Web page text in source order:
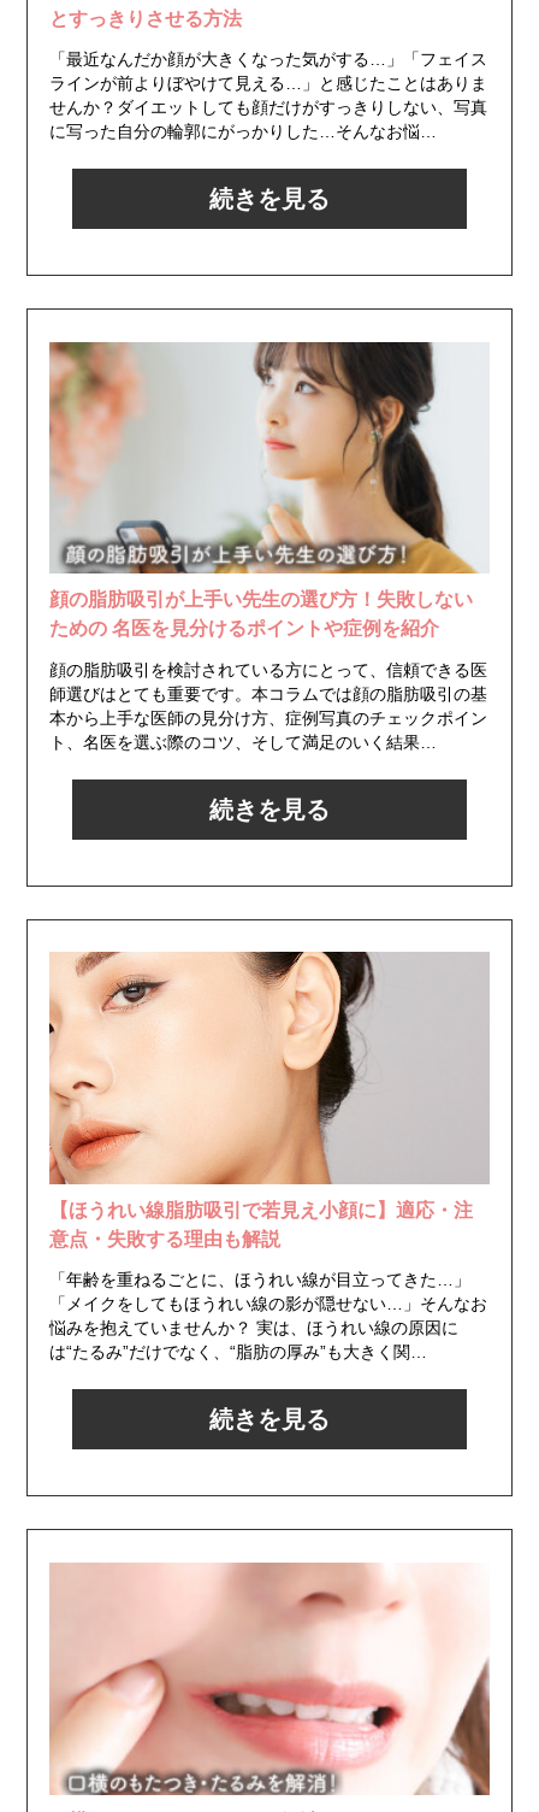
とすっきりさせる方法
「最近なんだか顔が大きくなった気がする…」「フェイス
ラインが前よりぼやけて見える…」と感じたことはありま
せんか？ダイエットしても顔だけがすっきりしない、写真
に写った自分の輪郭にがっかりした…そんなお悩…
続きを見る
顔の脂肪吸引が上手い先生の選び方！失敗しない
ための 名医を見分けるポイントや症例を紹介
顔の脂肪吸引を検討されている方にとって、信頼できる医
師選びはとても重要です。本コラムでは顔の脂肪吸引の基
本から上手な医師の見分け方、症例写真のチェックポイン
ト、名医を選ぶ際のコツ、そして満足のいく結果…
続きを見る
【ほうれい線脂肪吸引で若見え小顔に】適応・注
意点・失敗する理由も解説
「年齢を重ねるごとに、ほうれい線が目立ってきた…」
「メイクをしてもほうれい線の影が隠せない…」そんなお
悩みを抱えていませんか？ 実は、ほうれい線の原因に
は“たるみ”だけでなく、“脂肪の厚み”も大きく関…
続きを見る